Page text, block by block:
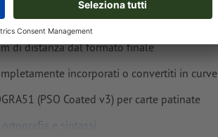
mm direfilosui lati e le informazioni
di distanza dal formato finale
incorporati o convertiti in curve
(PSO Coated v3) per carte patinate
ortografia e sintassi